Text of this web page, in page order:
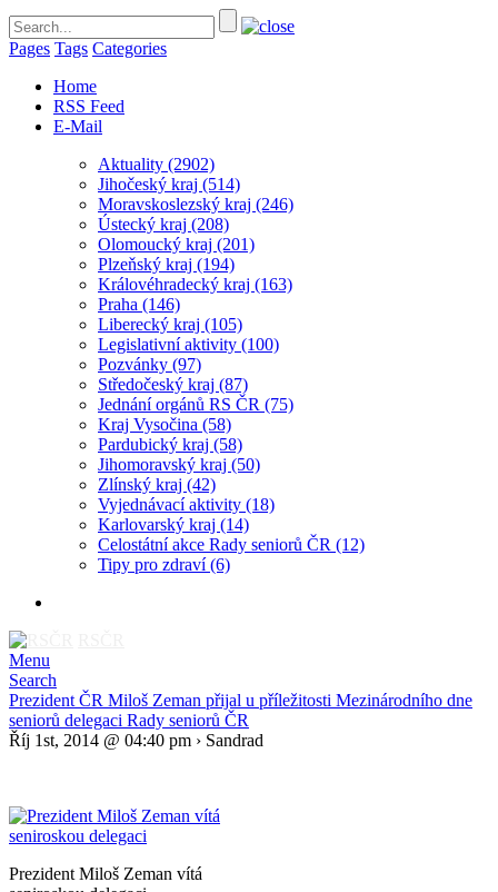
Pages Tags Categories
Home
RSS Feed
E-Mail
Aktuality (2902)
Jihočeský kraj (514)
Moravskoslezský kraj (246)
Ústecký kraj (208)
Olomoucký kraj (201)
Plzeňský kraj (194)
Královéhradecký kraj (163)
Praha (146)
Liberecký kraj (105)
Legislativní aktivity (100)
Pozvánky (97)
Středočeský kraj (87)
Jednání orgánů RS ČR (75)
Kraj Vysočina (58)
Pardubický kraj (58)
Jihomoravský kraj (50)
Zlínský kraj (42)
Vyjednávací aktivity (18)
Karlovarský kraj (14)
Celostátní akce Rady seniorů ČR (12)
Tipy pro zdraví(6)
Menu
Search
Prezident ČR Miloš Zeman přijal u příležitosti Mezinárodního dne
seniorů delegaci Rady seniorů ČR
Říj 1st, 2014 @ 04:40 pm › Sandrad
Prezident Miloš Zeman vítá